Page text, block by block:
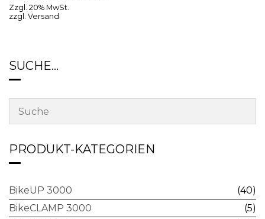
Zzgl. 20% MwSt.
zzgl. Versand
SUCHE…
PRODUKT-KATEGORIEN
BikeUP 3000
(40)
BikeCLAMP 3000
(5)